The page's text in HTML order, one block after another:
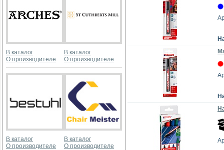
В каталог
О производителе
В каталог
О производителе
В каталог
О производителе
В каталог
О производителе